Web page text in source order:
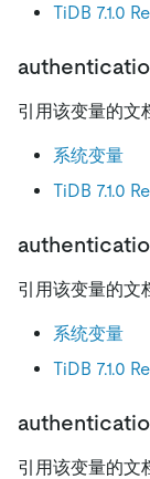
TiDB 7.1.0
引用该变量的文
系统变量
TiDB 7.1.0
引用该变量的文
系统变量
TiDB 7.1.0
引用该变量的文